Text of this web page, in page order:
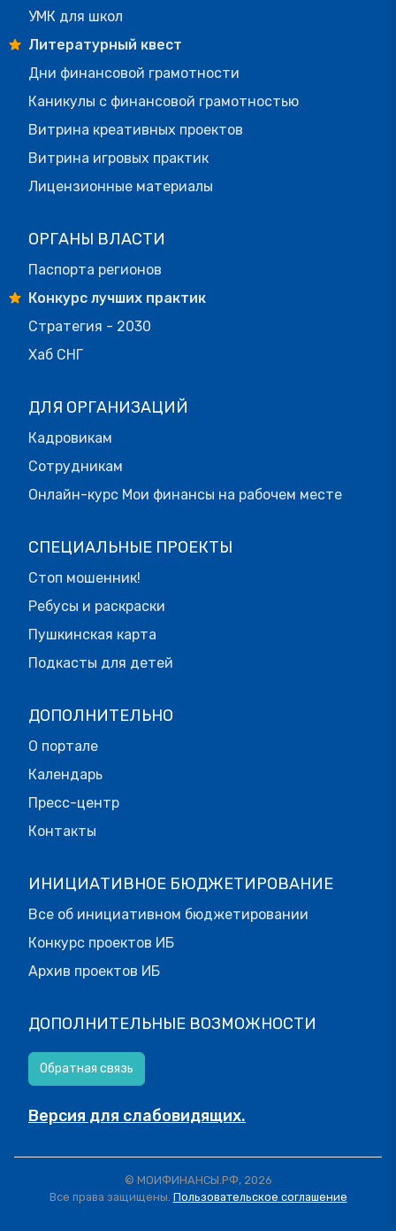
УМК для школ
Литературный квест
Дни финансовой грамотности
Каникулы с финансовой грамотностью
Витрина креативных проектов
Витрина игровых практик
Лицензионные материалы
ОРГАНЫ ВЛАСТИ
Паспорта регионов
Конкурс лучших практик
Стратегия - 2030
Хаб СНГ
ДЛЯ ОРГАНИЗАЦИЙ
Кадровикам
Сотрудникам
Онлайн-курс Мои финансы на рабочем месте
СПЕЦИАЛЬНЫЕ ПРОЕКТЫ
Стоп мошенник!
Ребусы и раскраски
Пушкинская карта
Подкасты для детей
ДОПОЛНИТЕЛЬНО
О портале
Календарь
Пресс-центр
Контакты
ИНИЦИАТИВНОЕ БЮДЖЕТИРОВАНИЕ
Все об инициативном бюджетировании
Конкурс проектов ИБ
Архив проектов ИБ
ДОПОЛНИТЕЛЬНЫЕ ВОЗМОЖНОСТИ
Обратная связь
Версия для слабовидящих.
© МОИФИНАНСЫ.РФ, 2026
Все права защищены. Пользовательское соглашение